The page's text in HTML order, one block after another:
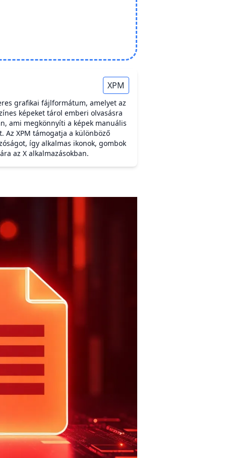
XPM
grafikai fájlformátum, amelyet az
képeket tárol emberi olvasásra
ami megkönnyíti a képek manuális
Az XPM támogatja a különböző
így alkalmas ikonok, gombok
az X alkalmazásokban.